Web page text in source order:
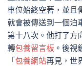
車位始終空著，並且
就會被傳送到一個泊
第十八次。他打了方
轉包養留言板 。後視
「包養網站再見，世